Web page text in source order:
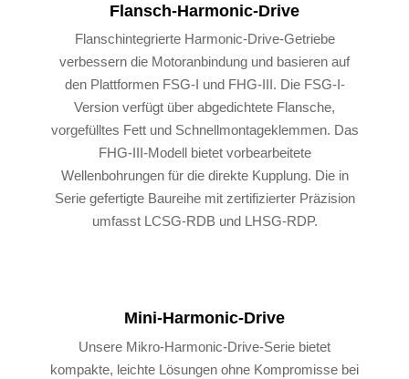
Flansch-Harmonic-Drive
Flanschintegrierte Harmonic-Drive-Getriebe
verbessern die Motoranbindung und basieren auf
den Plattformen FSG-I und FHG-III. Die FSG-I-
Version verfügt über abgedichtete Flansche,
vorgefülltes Fett und Schnellmontageklemmen. Das
FHG-III-Modell bietet vorbearbeitete
Wellenbohrungen für die direkte Kupplung. Die in
Serie gefertigte Baureihe mit zertifizierter Präzision
umfasst LCSG-RDB und LHSG-RDP.
Mini-Harmonic-Drive
Unsere Mikro-Harmonic-Drive-Serie bietet
kompakte, leichte Lösungen ohne Kompromisse bei